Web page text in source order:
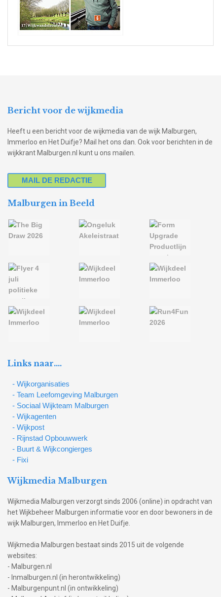
Bericht voor de wijkmedia
Heeft u een bericht voor de wijkmedia van de wijk Malburgen,
Immerloo en Het Duifje? Mail het ons dan. Ook voor berichten in de
wijkkrant Malburgen.nl kunt u ons mailen.
MAIL DE REDACTIE
Malburgen in Beeld
Links naar….
- Wijkorganisaties
- Team Leefomgeving Malburgen
- Sociaal Wijkteam Malburgen
- Wijkagenten
- Wijkpost
- Rijnstad Opbouwwerk
- Buurt & Wijkcongierges
- Fixi
Wijkmedia Malburgen
Wijkmedia Malburgen verzorgt sinds 2006 (online) in opdracht van
het Wijkbeheer Malburgen informatie voor en door bewoners in de
wijk Malburgen, Immerloo en Het Duifje.
Wijkmedia Malburgen bestaat sinds 2015 uit de volgende
websites:
- Malburgen.nl
- Inmalburgen.nl (in herontwikkeling)
- Malburgenpunt.nl (in ontwikkeling)